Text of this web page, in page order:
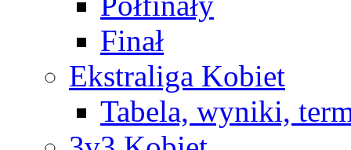
Finał
Ekstraliga Kobiet
Tabela, wyniki,